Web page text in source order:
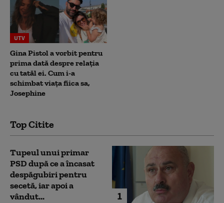
UTV
Gina Pistol a vorbit pentru
prima dată despre relația
cu tatăl ei. Cum i-a
schimbat viața fiica sa,
Josephine
Top Citite
1
Tupeul unui primar
PSD după ce a încasat
despăgubiri pentru
secetă, iar apoi a
vândut...